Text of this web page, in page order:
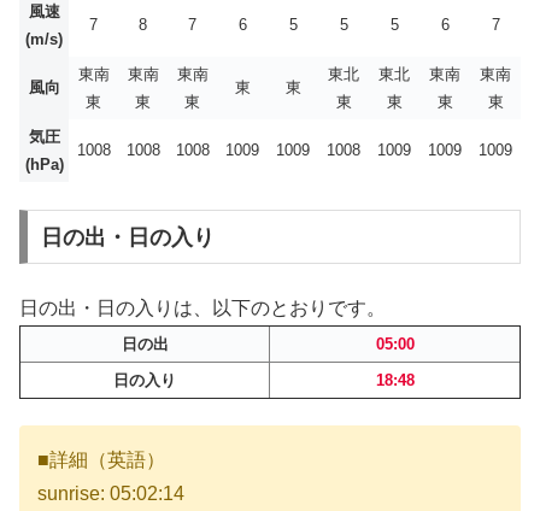
風速
(m/s)
7 8 7 6 5 5 5 6 7
風向
東南
東
東南
東
東南
東
東 東
東北
東
東北
東
東南
東
東南
東
気圧
(hPa)
1008 1008 1008 1009 1009 1008 1009 1009 1009
日の出・日の入り
日の出・日の入りは、以下のとおりです。
日の出
05:00
日の入り
18:48
■詳細（英語）
sunrise: 05:02:14